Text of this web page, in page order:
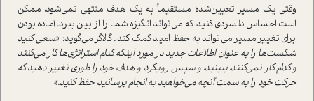
وقتی یک مسیر تعیین‌شده مستقیماً به یک هدف منتهی نمی‌شود، ممکن
است احساس دلسردی کنید، که می‌تواند انگیزه شما را از بین ببرد. آماده بودن
برای تغییر مسیر می‌تواند به حفظ امید کمک کند. گالاگر می‌گوید: «سعی کنید
شکست‌ها را به عنوان اطلاعات جدید در مورد اینکه کدام استراتژی‌ها کار می‌کنند
و کدام کار نمی‌کنند، ببینید، و سپس رویکرد و هدف خود را طوری تغییر دهید که
حرکت خود را به سمت آنچه می‌خواهید به انجام برسانید، حفظ کنید.»